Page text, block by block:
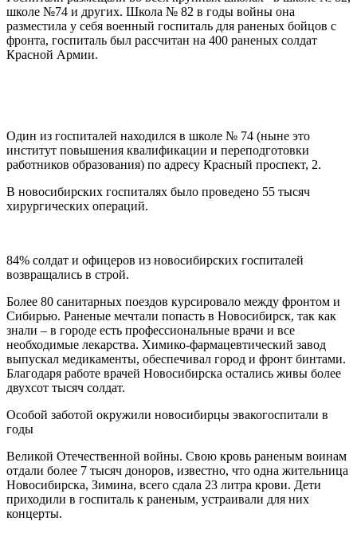
школе №74 и других. Школа № 82 в годы войны она
разместила у себя военный госпиталь для раненых бойцов с
фронта, госпиталь был рассчитан на 400 раненых солдат
Красной Армии.
Один из госпиталей находился в школе № 74 (ныне это
институт повышения квалификации и переподготовки
работников образования) по адресу Красный проспект, 2.
В новосибирских госпиталях было проведено 55 тысяч
хирургических операций.
84% солдат и офицеров из новосибирских госпиталей
возвращались в строй.
Более 80 санитарных поездов курсировало между фронтом и
Сибирью. Раненые мечтали попасть в Новосибирск, так как
знали – в городе есть профессиональные врачи и все
необходимые лекарства. Химико-фармацевтический завод
выпускал медикаменты, обеспечивал город и фронт бинтами.
Благодаря работе врачей Новосибирска остались живы более
двухсот тысяч солдат.
Особой заботой окружили новосибирцы эвакогоспитали в
годы
Великой Отечественной войны. Свою кровь раненым воинам
отдали более 7 тысяч доноров, известно, что одна жительница
Новосибирска, Зимина, всего сдала 23 литра крови. Дети
приходили в госпиталь к раненым, устраивали для них
концерты.